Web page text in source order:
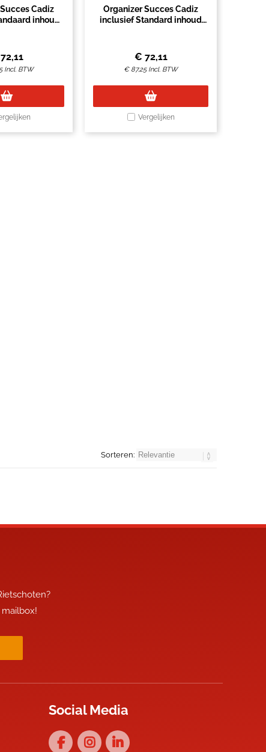
Cadiz
inhoud
72,11
Incl. BTW
Organizer Succes Cadiz
inclusief Standard inhoud
€ 72,11
€ 87,25 Incl. BTW
Vergelijken
Sorteren:
Social Media